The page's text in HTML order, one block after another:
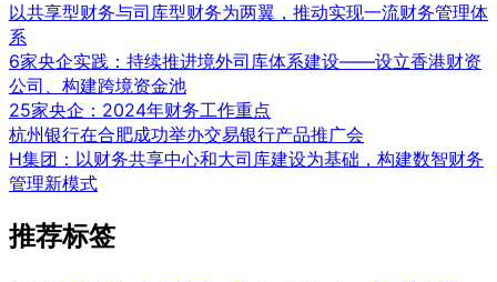
以共享型财务与司库型财务为两翼，推动实现一流财务管理体
系
6家央企实践：持续推进境外司库体系建设——设立香港财资
公司、构建跨境资金池
25家央企：2024年财务工作重点
杭州银行在合肥成功举办交易银行产品推广会
H集团：以财务共享中心和大司库建设为基础，构建数智财务
管理新模式
推荐标签